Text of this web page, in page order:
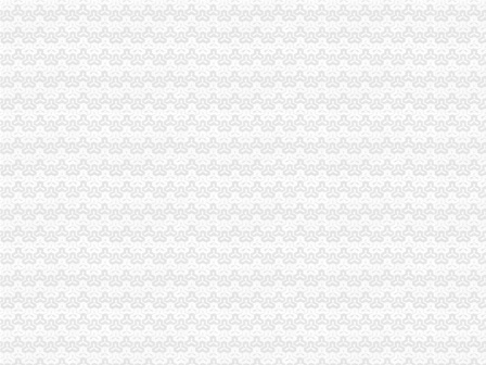
一元钱能否办企业-陈甬沪.pdf
青岛市北区公司注册一元钱办公室-青岛君合信代理记账有限公司
一元注册公司
无锡一元注册公司|无锡一元公司|无锡代理记帐-无锡言谨会计事务有限
广州将现“1元公司”注册“零付_广州1元注册公司
1元注册公司
1元钱不能注册哪类公司_上海注册公司代理_注册公司流程及费用_营业
葛长银：1元注册公司会增加税负-税务频道-和讯网
0元注册公司
【全市0元注册公司,全网代理记账较低】-拱墅拱宸桥易登网
重庆慢牛0元注册公司选择代理记账还可提供注册地址-直辖市重庆专
免费注册公司
免费注册公司-义乌58同城
有免费公司注册的网站吗？_百度知道
重庆一元注册公司
日海通讯子公司2244万元受让重庆一通信公司51%股权-股票频道-和讯网